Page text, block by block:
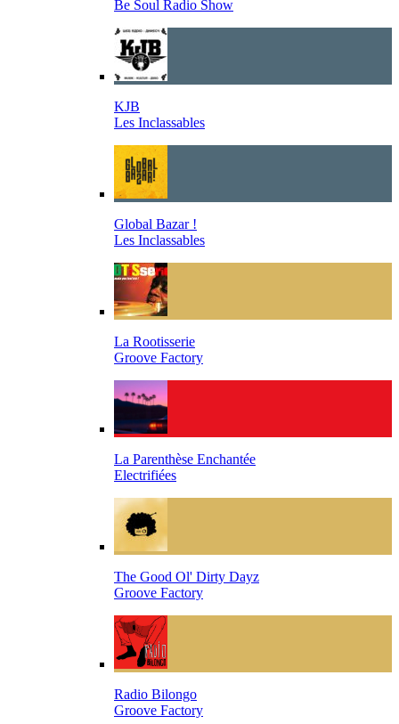
Be Soul Radio Show
KJB
Les Inclassables
Global Bazar !
Les Inclassables
La Rootisserie
Groove Factory
La Parenthèse Enchantée
Electrifiées
The Good Ol' Dirty Dayz
Groove Factory
Radio Bilongo
Groove Factory